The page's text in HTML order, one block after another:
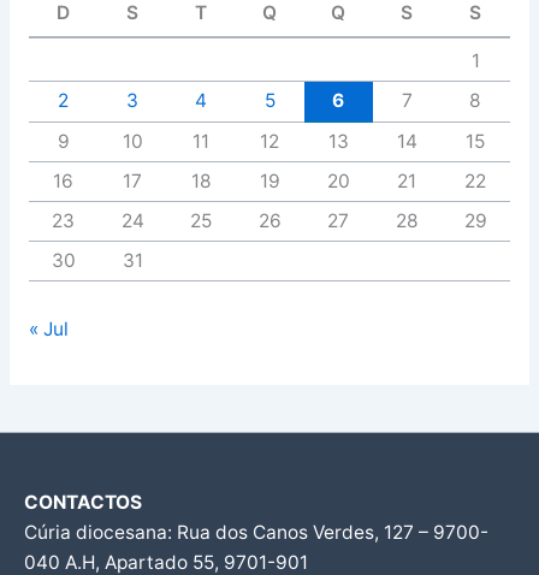
D S T Q Q S S
1
2
3 4 5 6 7
8
9
10 11 12 13 14
15
16
17 18 19 20 21
22
23
24 25 26 27 28
29
30
31
« Jul
CONTACTOS
Cúria diocesana: Rua dos Canos Verdes, 127 – 9700-
040 A.H, Apartado 55, 9701-901